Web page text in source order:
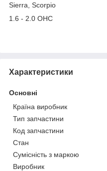
Sierra, Scorpio
1.6 - 2.0 OHC
Характеристики
Основні
Країна виробник
Тип запчастини
Код запчастини
Стан
Сумісність з маркою
Виробник